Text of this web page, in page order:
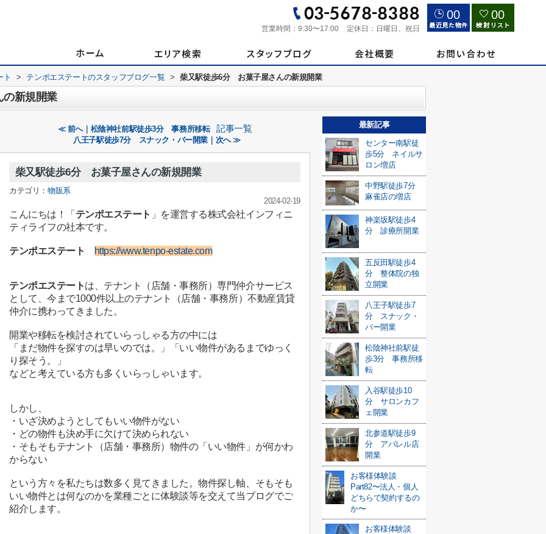
営業時間： 9:30〜17:00 定休日： 日曜日、祝日
00 00
ト > テンポエステートのスタッフブログ一覧 > 柴又駅徒歩6分 お菓子屋さんの新規開業
新規開業
≪ 前へ｜松陰神社前駅徒歩3分 事務所移転 記事一覧
八王子駅徒歩7分 スナック・バー開業｜次へ ≫
柴又駅徒歩6分 お菓子屋さんの新規開業
カテゴリ：物販系
2024-02-19
こんにちは！「 テンポエステート 」を運営する株式会社インフィニ
ティライフの社本です。
テンポエステート https://www.tenpo-estate.com
テンポエステートは、テナント（店舗・事務所）専門仲介サービス
として、今まで1000件以上のテナント（店舗・事務所）不動産賃貸
仲介に携わってきました。
開業や移転を検討されていらっしゃる方の中には
「まだ物件を探すのは早いのでは。」「いい物件があるまでゆっく
り探そう。」
などと考えている方も多くいらっしゃいます。
しかし、
・いざ決めようとしてもいい物件がない
・どの物件も決め手に欠けて決められない
・そもそもテナント（店舗・事務所）物件の「いい物件」が何かわ
からない
という方々を私たちは数多く見てきました。物件探し軸、そもそも
いい物件とは何なのかを業種ごとに体験談等を交えて当ブログでご
紹介します。
最新記事
センター南駅徒
歩5分 ネイルサ
ロン増店
中野駅徒歩7分
麻雀店の増店
神楽坂駅徒歩4
分 診療所開業
五反田駅徒歩4
分 整体院の独
立開業
八王子駅徒歩7
分 スナック・
バー開業
松陰神社前駅徒
歩3分 事務所移
転
入谷駅徒歩10
分 サロンカフ
ェ開業
北参道駅徒歩9
分 アパレル店
開業
お客様体験談
Part82〜法人・個人
どちらで契約するの
か〜
お客様体験談